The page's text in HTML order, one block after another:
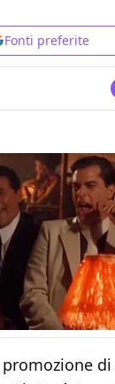
Fonti preferite
promozione di